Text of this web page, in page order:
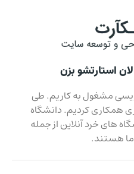
استارتشو بزن
مشغول به کاریم. طی
همکاری کردیم. دانشگاه
های خرد آنلاین از جمله
هستند.